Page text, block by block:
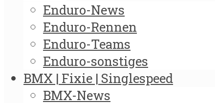
Enduro-News
Enduro-Rennen
Enduro-Teams
Enduro-sonstiges
BMX | Fixie | Singlespeed
BMX-News